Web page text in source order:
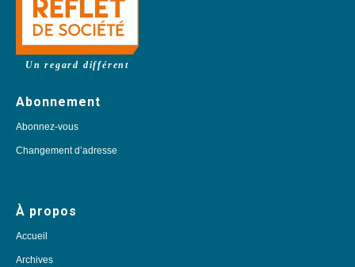
Un regard différent
Abonnement
Abonnez-vous
Changement d’adresse
À propos
Accueil
Archives